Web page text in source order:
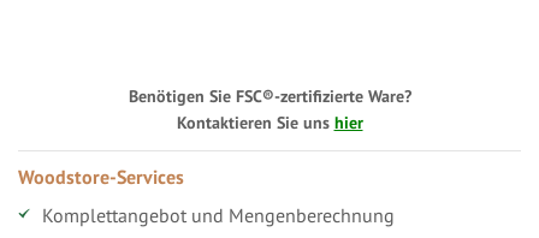
Benötigen Sie FSC®-zertifizierte Ware?
Kontaktieren Sie uns hier
Woodstore-Services
Komplettangebot und Mengenberechnung